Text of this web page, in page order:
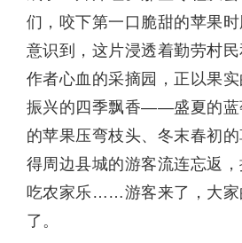
们，咬下第一口脆甜的苹果
意识到，这片浸透着勤劳村
作者心血的采摘园，正以果
振兴的四季飘香——盛夏的蓝
的苹果压弯枝头、冬末春初的
得周边县城的游客流连忘返，
吃农家乐……游客来了，大家
了。